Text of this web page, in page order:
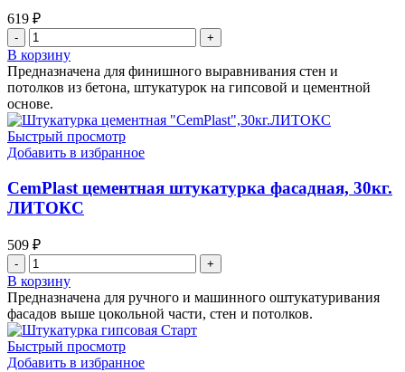
619 ₽
Количество
товара
SatenLux
(МТ-60)
финишная
гипсовая
шпаклевка,
25кг.
В корзину
Предназначена для финишного выравнивания стен и
потолков из бетона, штукатурок на гипсовой и цементной
основе.
Быстрый просмотр
Добавить в избранное
CemPlast цементная штукатурка фасадная, 30кг.
ЛИТОКС
509 ₽
Количество
товара
CemPlast
цементная
штукатурка
фасадная,
30кг.
В корзину
Предназначена для ручного и машинного оштукатуривания
фасадов выше цокольной части, стен и потолков.
Быстрый просмотр
Добавить в избранное